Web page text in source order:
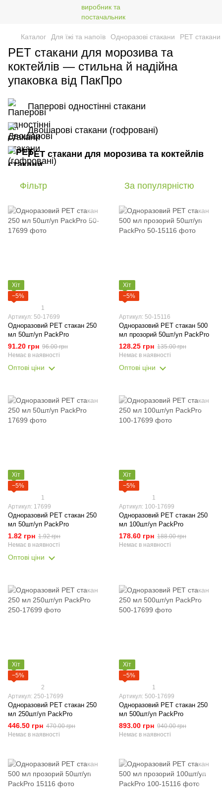
Каталог Для їжі та напоїв Одноразові стакани РЕТ стакани
РЕТ стакани для морозива та
коктейлів — стильна й надійна
упаковка від ПакПро
Паперові одностінні стакани
Двошарові стакани (гофровані)
РЕТ стакани для морозива та коктейлів
Фільтр За популярністю
Хіт
−5%
1
Артикул: 50-17699
Одноразовий РЕТ стакан 250
мл 50шт/уп PackPro
91.20 грн 96.00 грн
Немає в наявності
Оптові ціни
Хіт
−5%
Артикул: 50-15116
Одноразовий РЕТ стакан 500
мл прозорий 50шт/уп PackPro
128.25 грн 135.00 грн
Немає в наявності
Оптові ціни
Хіт
−5%
1
Артикул: 17699
Одноразовий РЕТ стакан 250
мл 50шт/уп PackPro
1.82 грн 1.92 грн
Немає в наявності
Оптові ціни
Хіт
−5%
1
Артикул: 100-17699
Одноразовий РЕТ стакан 250
мл 100шт/уп PackPro
178.60 грн 188.00 грн
Немає в наявності
Хіт
−5%
2
Артикул: 250-17699
Одноразовий РЕТ стакан 250
мл 250шт/уп PackPro
446.50 грн 470.00 грн
Немає в наявності
Хіт
−5%
1
Артикул: 500-17699
Одноразовий РЕТ стакан 250
мл 500шт/уп PackPro
893.00 грн 940.00 грн
Немає в наявності